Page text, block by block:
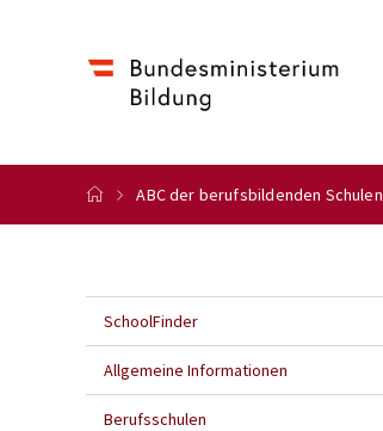
ABC der berufsbildenden Schulen
SchoolFinder
Allgemeine Informationen
Berufsschulen